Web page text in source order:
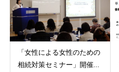
「女性による女性のための
相続対策セミナー」開催...